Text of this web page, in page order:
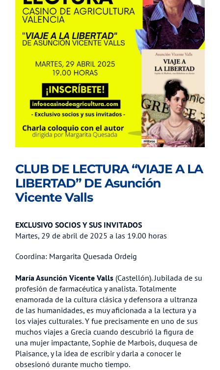
CLUB DE LECTURA “VIAJE A LA
LIBERTAD” DE Asunción
Vicente Valls
EXCLUSIVO SOCIOS Y SUS INVITADOS
Martes, 29 de abril de 2025 a las 19.00 horas
Coordina: Margarita Quesada Ordeig
María Asunción Vicente Valls (Castellón). Jubilada de su
profesión de farmacéutica y analista. Totalmente
enamorada de la cultura clásica y defensora a ultranza
de las humanidades, es muy aficionada a la lectura y a
los viajes culturales. Y fue precisamente en uno de sus
muchos viajes a Grecia cuando descubrió la figura de
una mujer impactante, Sophie de Marbois, duquesa de
Plaisance, y la idea de escribir y darla a conocer le
obsesionó durante mucho tiempo.